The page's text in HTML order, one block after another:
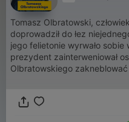
Tomasz Olbratowski,
doprowadził do łez
jego felietonie wyrwało sobie
prezydent zainterweniował
Olbratowskiego
sekcji sportowej! A co na to
przed ósmą w RMF FM.